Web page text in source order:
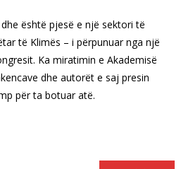
është pjesë e një sektori të
të Klimës – i përpunuar nga një
Ka miratimin e Akademisë
dhe autorët e saj presin
për ta botuar atë.